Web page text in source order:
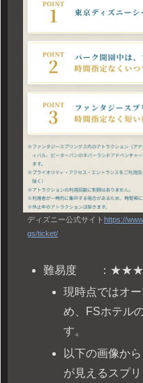
ディズニー公式サイト https://
gs/ticket/
難易度 ：
現時点ではオ
め、FSホテル
す。
以下の画像か
が見えるスプ